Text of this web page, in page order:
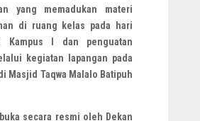
yang memadukan materi
di ruang kelas pada hari
Kampus I dan penguatan
kegiatan lapangan pada
Masjid Taqwa Malalo Batipuh
secara resmi oleh Dekan